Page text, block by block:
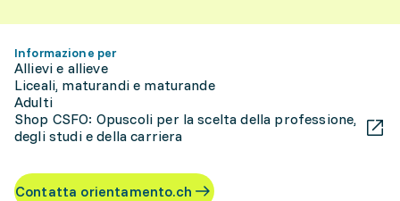
Informazione per
Allievi e allieve
Liceali, maturandi e maturande
Adulti
Shop CSFO: Opuscoli per la scelta della professione,
degli studi e della carriera
Contatta orientamento.ch